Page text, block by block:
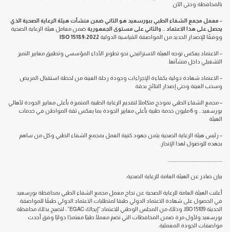
بالمحافظة وحتى الآن
– معمل مجمع الشفاء الطبي ببورسعيد هو الثاني ضمن منشآت هيئة الرعاية الصحية الذي
يحصل على هذا الاعتماد .. والثاني على مستوى الجمهورية ضمن معامل هيئة الرعاية الصحية
ووفقًا للإصدار الجديد من المواصفة القياسية الدولية ISO 15189:2022
– الاعتماد يعكس توجه الهيئة الاستراتيجي نحو تطوير الأداء المؤسسي وتطبيق معايير التميز
التشغيلي داخل منشآتها.
– الاعتماد شهادة دولية بكفاءة الإجراءات وجودة رحلة العينة من لحظة استقبال المريض
وسحب العينة وحتى إصدار النتائج بدقة
– مجمع الشفاء الطبي نموذج متكاملًا لتقديم الرعاية الطبية المتميزة بأعلى معايير الجودة لأهالي
بورسعيد .. و 6 مليون خدمة طبية بأعلى معايير الجودة بما يعكس ثقة المواطن في خدمات
الهيئة
– رئيس هيئة الرعاية الصحية يثمن جهود كتيبة العمل بمجمع الشفاء الطبي وكل من ساهم
بجهده للوصول لهذا الإنجاز.
بيان صادر عن الهيئة العامة للرعاية الصحية:
أعلنت الهيئة العامة للرعاية الصحية عن نجاح معمل مجمع الشفاء الطبي بمحافظة بورسعيد
في الحصول على شهادة الاعتماد الدولي طبقا لمتطلبات الاعتماد الدولي طبقًا للمواصفة
الحديثة ISO 15189، وذلك من المجلس الوطني للاعتماد “إيجاك EGAC” ، لتصبح بذلك محافظة
بورسعيد ولأول مرة ضمن المحافظات التي تضم معملًا طبيًا معتمدًا دوليًا وفق أحدث
مواصفات الجودة المعملية.